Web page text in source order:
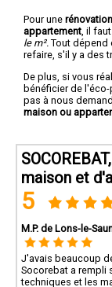
Pour une
appartement , il
le m². Tout dépend
refaire, s'il y a des
De plus, si vous
bénéficier de l'éco-
pas à nous
maison ou
maison et
5
M.P. de Lons-le-
J'avais beaucoup
Socorebat a rempli
techniques et les